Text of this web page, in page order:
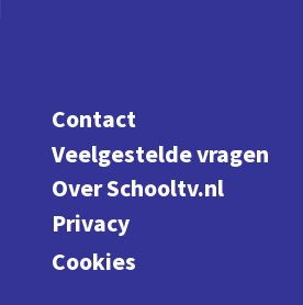
Contact
Veelgestelde vragen
Over Schooltv.nl
Privacy
Cookies